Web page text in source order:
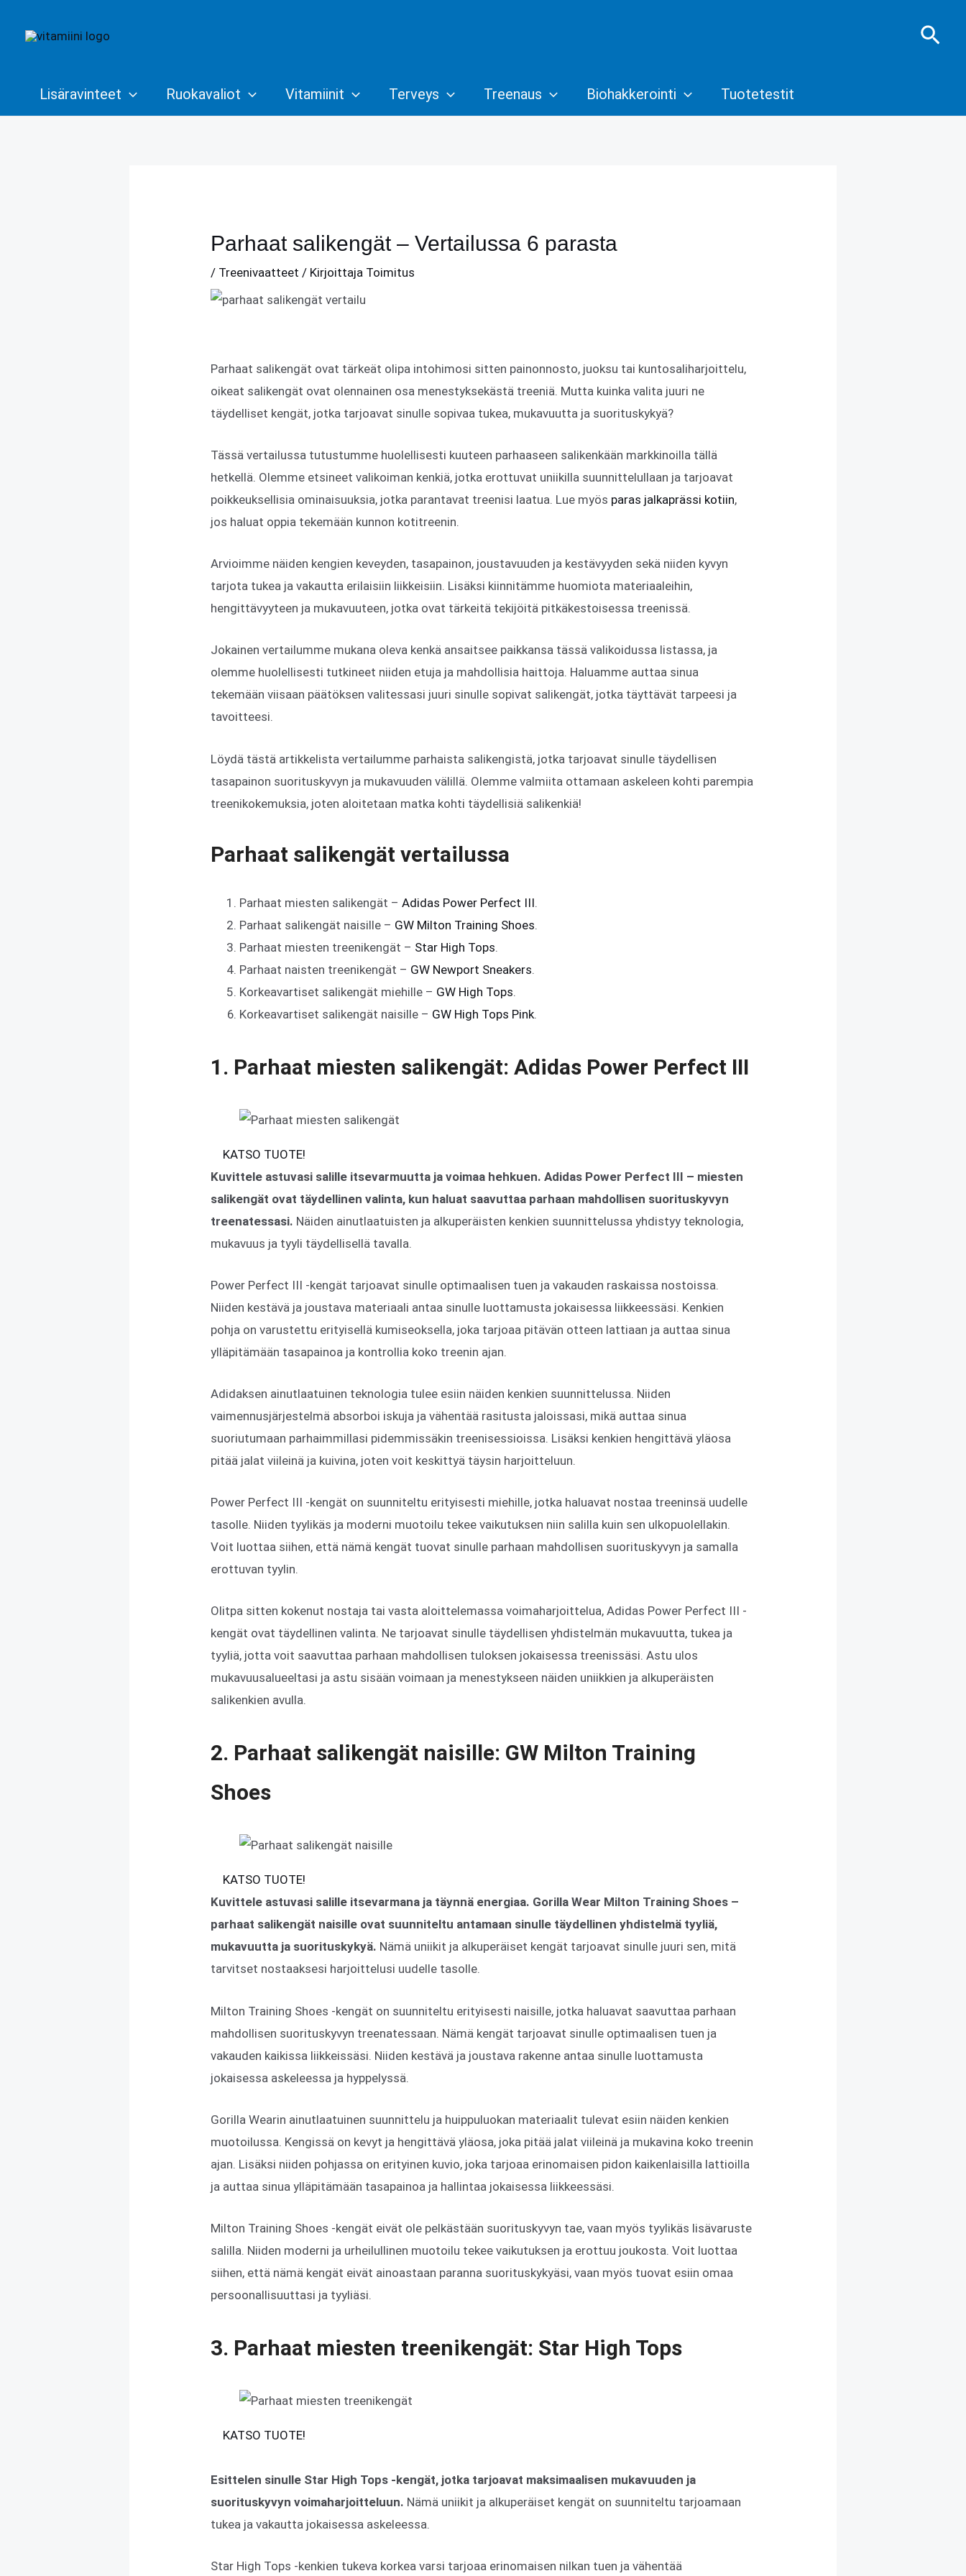
sisältöön
Hae
Lisäravinteet Ruokavaliot Vitamiinit Terveys Treenaus Biohakkerointi Tuotetestit
Parhaat salikengät – Vertailussa 6 parasta
/ Treenivaatteet / Kirjoittaja Toimitus
Parhaat salikengät ovat tärkeät olipa intohimosi sitten painonnosto, juoksu tai kuntosaliharjoittelu,
oikeat salikengät ovat olennainen osa menestyksekästä treeniä. Mutta kuinka valita juuri ne
täydelliset kengät, jotka tarjoavat sinulle sopivaa tukea, mukavuutta ja suorituskykyä?
Tässä vertailussa tutustumme huolellisesti kuuteen parhaaseen salikenkään markkinoilla tällä
hetkellä. Olemme etsineet valikoiman kenkiä, jotka erottuvat uniikilla suunnittelullaan ja tarjoavat
poikkeuksellisia ominaisuuksia, jotka parantavat treenisi laatua. Lue myös paras jalkaprässi kotiin,
jos haluat oppia tekemään kunnon kotitreenin.
Arvioimme näiden kengien keveyden, tasapainon, joustavuuden ja kestävyyden sekä niiden kyvyn
tarjota tukea ja vakautta erilaisiin liikkeisiin. Lisäksi kiinnitämme huomiota materiaaleihin,
hengittävyyteen ja mukavuuteen, jotka ovat tärkeitä tekijöitä pitkäkestoisessa treenissä.
Jokainen vertailumme mukana oleva kenkä ansaitsee paikkansa tässä valikoidussa listassa, ja
olemme huolellisesti tutkineet niiden etuja ja mahdollisia haittoja. Haluamme auttaa sinua
tekemään viisaan päätöksen valitessasi juuri sinulle sopivat salikengät, jotka täyttävät tarpeesi ja
tavoitteesi.
Löydä tästä artikkelista vertailumme parhaista salikengistä, jotka tarjoavat sinulle täydellisen
tasapainon suorituskyvyn ja mukavuuden välillä. Olemme valmiita ottamaan askeleen kohti parempia
treenikokemuksia, joten aloitetaan matka kohti täydellisiä salikenkiä!
Parhaat salikengät vertailussa
Parhaat miesten salikengät –Adidas Power Perfect III.
Parhaat salikengät naisille – GW Milton Training Shoes.
Parhaat miesten treenikengät – Star High Tops.
Parhaat naisten treenikengät – GW Newport Sneakers.
Korkeavartiset salikengät miehille – GW High Tops.
Korkeavartiset salikengät naisille – GW High Tops Pink.
1. Parhaat miesten salikengät: Adidas Power Perfect III
KATSO TUOTE!
Kuvittele astuvasi salille itsevarmuutta ja voimaa hehkuen. Adidas Power Perfect III – miesten
salikengät ovat täydellinen valinta, kun haluat saavuttaa parhaan mahdollisen suorituskyvyn
treenatessasi. Näiden ainutlaatuisten ja alkuperäisten kenkien suunnittelussa yhdistyy teknologia,
mukavuus ja tyyli täydellisellä tavalla.
Power Perfect III -kengät tarjoavat sinulle optimaalisen tuen ja vakauden raskaissa nostoissa.
Niiden kestävä ja joustava materiaali antaa sinulle luottamusta jokaisessa liikkeessäsi. Kenkien
pohja on varustettu erityisellä kumiseoksella, joka tarjoaa pitävän otteen lattiaan ja auttaa sinua
ylläpitämään tasapainoa ja kontrollia koko treenin ajan.
Adidaksen ainutlaatuinen teknologia tulee esiin näiden kenkien suunnittelussa. Niiden
vaimennusjärjestelmä absorboi iskuja ja vähentää rasitusta jaloissasi, mikä auttaa sinua
suoriutumaan parhaimmillasi pidemmissäkin treenisessioissa. Lisäksi kenkien hengittävä yläosa
pitää jalat viileinä ja kuivina, joten voit keskittyä täysin harjoitteluun.
Power Perfect III -kengät on suunniteltu erityisesti miehille, jotka haluavat nostaa treeninsä uudelle
tasolle. Niiden tyylikäs ja moderni muotoilu tekee vaikutuksen niin salilla kuin sen ulkopuolellakin.
Voit luottaa siihen, että nämä kengät tuovat sinulle parhaan mahdollisen suorituskyvyn ja samalla
erottuvan tyylin.
Olitpa sitten kokenut nostaja tai vasta aloittelemassa voimaharjoittelua, Adidas Power Perfect III -
kengät ovat täydellinen valinta. Ne tarjoavat sinulle täydellisen yhdistelmän mukavuutta, tukea ja
tyyliä, jotta voit saavuttaa parhaan mahdollisen tuloksen jokaisessa treenissäsi. Astu ulos
mukavuusalueeltasi ja astu sisään voimaan ja menestykseen näiden uniikkien ja alkuperäisten
salikenkien avulla.
2. Parhaat salikengät naisille: GW Milton Training
Shoes
KATSO TUOTE!
Kuvittele astuvasi salille itsevarmana ja täynnä energiaa. Gorilla Wear Milton Training Shoes –
parhaat salikengät naisille ovat suunniteltu antamaan sinulle täydellinen yhdistelmä tyyliä,
mukavuutta ja suorituskykyä. Nämä uniikit ja alkuperäiset kengät tarjoavat sinulle juuri sen, mitä
tarvitset nostaaksesi harjoittelusi uudelle tasolle.
Milton Training Shoes -kengät on suunniteltu erityisesti naisille, jotka haluavat saavuttaa parhaan
mahdollisen suorituskyvyn treenatessaan. Nämä kengät tarjoavat sinulle optimaalisen tuen ja
vakauden kaikissa liikkeissäsi. Niiden kestävä ja joustava rakenne antaa sinulle luottamusta
jokaisessa askeleessa ja hyppelyssä.
Gorilla Wearin ainutlaatuinen suunnittelu ja huippuluokan materiaalit tulevat esiin näiden kenkien
muotoilussa. Kengissä on kevyt ja hengittävä yläosa, joka pitää jalat viileinä ja mukavina koko treenin
ajan. Lisäksi niiden pohjassa on erityinen kuvio, joka tarjoaa erinomaisen pidon kaikenlaisilla lattioilla
ja auttaa sinua ylläpitämään tasapainoa ja hallintaa jokaisessa liikkeessäsi.
Milton Training Shoes -kengät eivät ole pelkästään suorituskyvyn tae, vaan myös tyylikäs lisävaruste
salilla. Niiden moderni ja urheilullinen muotoilu tekee vaikutuksen ja erottuu joukosta. Voit luottaa
siihen, että nämä kengät eivät ainoastaan paranna suorituskykyäsi, vaan myös tuovat esiin omaa
persoonallisuuttasi ja tyyliäsi.
3. Parhaat miesten treenikengät: Star High Tops
KATSO TUOTE!
Esittelen sinulle Star High Tops -kengät, jotka tarjoavat maksimaalisen mukavuuden ja
suorituskyvyn voimaharjoitteluun. Nämä uniikit ja alkuperäiset kengät on suunniteltu tarjoamaan
tukea ja vakautta jokaisessa askeleessa.
Star High Tops -kenkien tukeva korkea varsi tarjoaa erinomaisen nilkan tuen ja vähentää